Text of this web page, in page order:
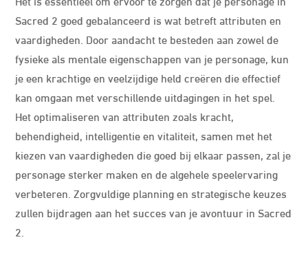
Sacred 2 goed gebalanceerd is wat betreft attributen en
vaardigheden. Door aandacht te besteden aan zowel de
fysieke als mentale eigenschappen van je personage, kun
je een krachtige en veelzijdige held creëren die effectief
kan omgaan met verschillende uitdagingen in het spel.
Het optimaliseren van attributen zoals kracht,
behendigheid, intelligentie en vitaliteit, samen met het
kiezen van vaardigheden die goed bij elkaar passen, zal je
personage sterker maken en de algehele speelervaring
verbeteren. Zorgvuldige planning en strategische keuzes
zullen bijdragen aan het succes van je avontuur in Sacred
2.